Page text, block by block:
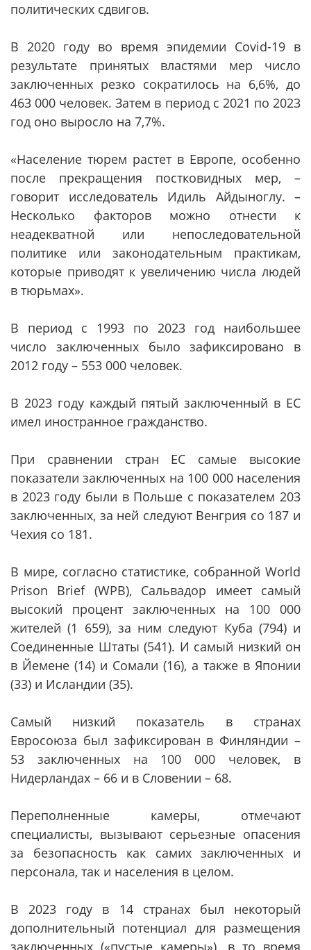
политических сдвигов.
В 2020 году во время эпидемии Covid-19 в
результате принятых властями мер число
заключенных резко сократилось на 6,6%, до
463 000 человек. Затем в период с 2021 по 2023
год оно выросло на 7,7%.
«Население тюрем растет в Европе, особенно
после прекращения постковидных мер, –
говорит исследователь Идиль Айдыноглу. –
Несколько факторов можно отнести к
неадекватной или непоследовательной
политике или законодательным практикам,
которые приводят к увеличению числа людей
в тюрьмах».
В период с 1993 по 2023 год наибольшее
число заключенных было зафиксировано в
2012 году – 553 000 человек.
В 2023 году каждый пятый заключенный в ЕС
имел иностранное гражданство.
При сравнении стран ЕС самые высокие
показатели заключенных на 100 000 населения
в 2023 году были в Польше с показателем 203
заключенных, за ней следуют Венгрия со 187 и
Чехия со 181.
В мире, согласно статистике, собранной World
Prison Brief (WPB), Сальвадор имеет самый
высокий процент заключенных на 100 000
жителей (1 659), за ним следуют Куба (794) и
Соединенные Штаты (541). И самый низкий он
в Йемене (14) и Сомали (16), а также в Японии
(33) и Исландии (35).
Самый низкий показатель в странах
Евросоюза был зафиксирован в Финляндии –
53 заключенных на 100 000 человек, в
Нидерландах – 66 и в Словении – 68.
Переполненные камеры, отмечают
специалисты, вызывают серьезные опасения
за безопасность как самих заключенных и
персонала, так и населения в целом.
В 2023 году в 14 странах был некоторый
дополнительный потенциал для размещения
заключенных («пустые камеры»), в то время